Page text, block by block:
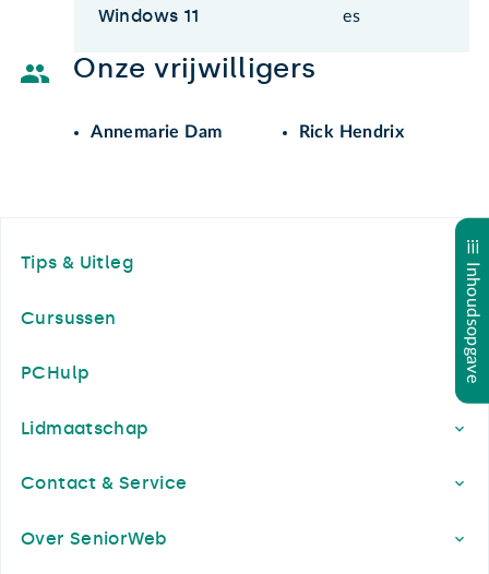
Inhoudsopgave
Windows 11
es
Onze vrijwilligers
Annemarie Dam Rick Hendrix
Tips & Uitleg
Cursussen
PCHulp
Lidmaatschap
Contact & Service
Over SeniorWeb